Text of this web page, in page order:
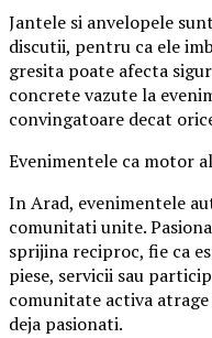
Jantele si anvelopele
discutii, pentru ca ele
gresita poate afecta
concrete vazute la
convingatoare decat
Evenimentele ca motor
In Arad, evenimentele
comunitati unite.
sprijina reciproc, fie ca
piese, servicii sau
comunitate activa
deja pasionati.